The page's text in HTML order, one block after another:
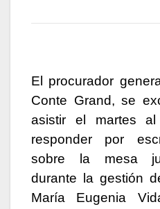
El procurador
Conte Grand, se
asistir el martes
responder por
sobre la mesa
durante la gestión
María Eugenia